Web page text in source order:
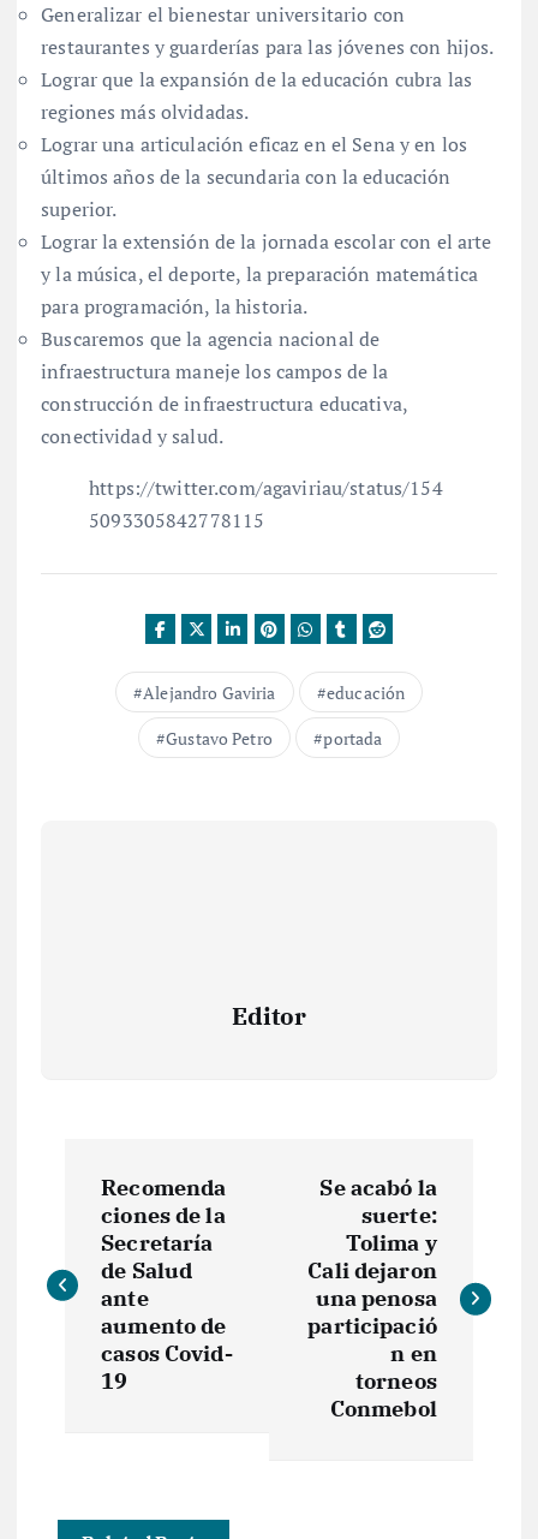
Generalizar el bienestar universitario con
restaurantes y guarderías para las jóvenes con hijos.
Lograr que la expansión de la educación cubra las
regiones más olvidadas.
Lograr una articulación eficaz en el Sena y en los
últimos años de la secundaria con la educación
superior.
Lograr la extensión de la jornada escolar con el arte
y la música, el deporte, la preparación matemática
para programación, la historia.
Buscaremos que la agencia nacional de
infraestructura maneje los campos de la
construcción de infraestructura educativa,
conectividad y salud.
https://twitter.com/agaviriau/status/154
5093305842778115
Alejandro Gaviria
educación
Gustavo Petro
portada
Editor
v
c
Recomenda
ciones de la
Secretaría
de Salud
ante
aumento de
casos Covid-
19
Se acabó la
suerte:
Tolima y
Cali dejaron
una penosa
participació
n en
torneos
Conmebol